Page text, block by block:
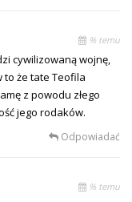
% temu
cywilizowaną wojnę,
to że tate Teofila
z powodu złego
jego rodaków.
Odpowiadać
% temu